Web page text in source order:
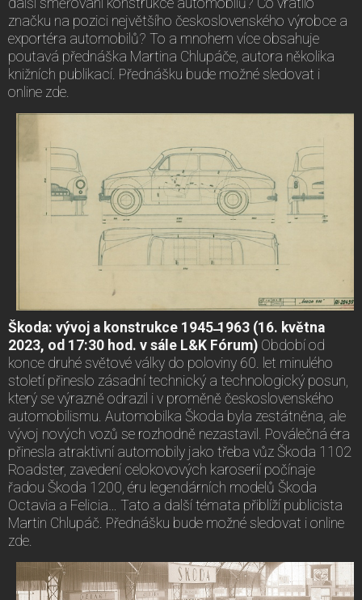
další směřování konstrukce automobilů? Co vrátilo
značku na pozici největšího československého výrobce a
exportéra automobilů? To a mnohem více obsahuje
poutavá přednáška Martina Chlupáče, autora několika
knižních publikací. Přednášku bude možné sledovat i
online zde.
Škoda: vývoj a konstrukce 1945 ̶1963 (16. května
2023, od 17:30 hod. v sále L&K Fórum) Období od
konce druhé světové války do poloviny 60. let minulého
století přineslo zásadní technický a technologický posun,
který se výrazně odrazil i v proměně československého
automobilismu. Automobilka Škoda byla zestátněna, ale
vývoj nových vozů se rozhodně nezastavil. Poválečná éra
přinesla atraktivní automobily jako třeba vůz Škoda 1102
Roadster, zavedení celokovových karoserií počínaje
řadou Škoda 1200, éru legendárních modelů Škoda
Octavia a Felicia… Tato a další témata přiblíží publicista
Martin Chlupáč. Přednášku bude možné sledovat i online
zde.